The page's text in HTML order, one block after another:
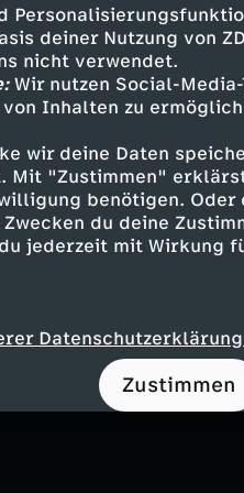
deiner Nutzung von
nicht verwendet.
Wir nutzen Social-
Inhalten zu
wir deine Daten
"Zustimmen"
benötigen. Oder
du deine
jederzeit mit Wirkung
Zustimmen